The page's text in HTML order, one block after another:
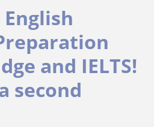
and IELTS!
second